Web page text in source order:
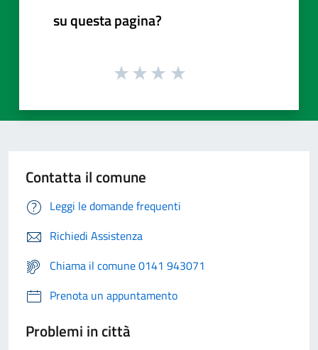
su questa pagina?
Contatta il comune
Leggi le domande frequenti
Richiedi Assistenza
Chiama il comune 0141 943071
Prenota un appuntamento
Problemi in città